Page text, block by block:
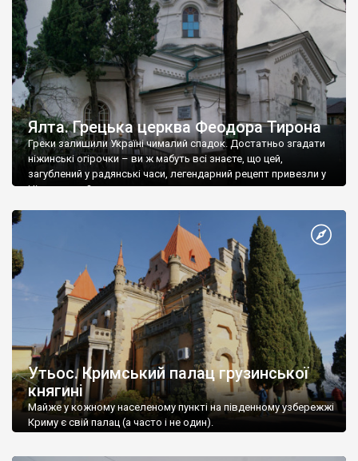
Ялта. Грецька церква Феодора Тирона
Греки залишили Україні чималий спадок. Достатньо згадати
ніжинські огірочки – ви ж мабуть всі знаєте, що цей,
загублений у радянські часи, легендарний рецепт привезли у
Ніжин греки?
Утьос. Кримський палац грузинської
княгині
Майже у кожному населеному пункті на південному узбережжі
Криму є свій палац (а часто і не один).